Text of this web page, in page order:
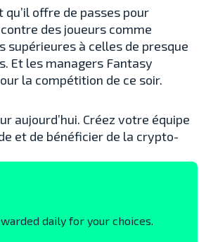
qu’il offre de passes pour
des joueurs comme
supérieures à celles de presque
Et les managers Fantasy
la compétition de ce soir.
aujourd’hui. Créez votre équipe
et de bénéficier de la crypto-
daily for your choices.